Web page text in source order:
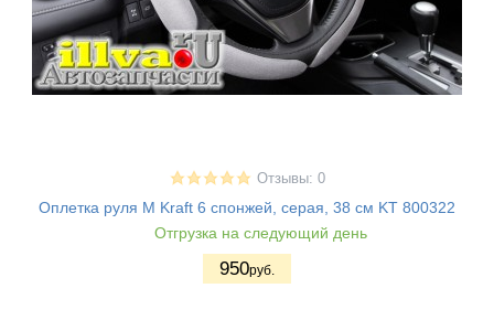
Отзывы: 0
Оплетка руля M Kraft 6 спонжей, серая, 38 см KT 800322
Отгрузка на следующий день
950руб.